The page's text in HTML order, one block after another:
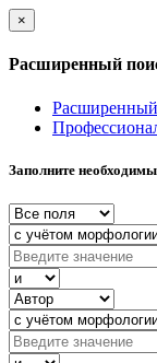
×
Расширенный
Заполните